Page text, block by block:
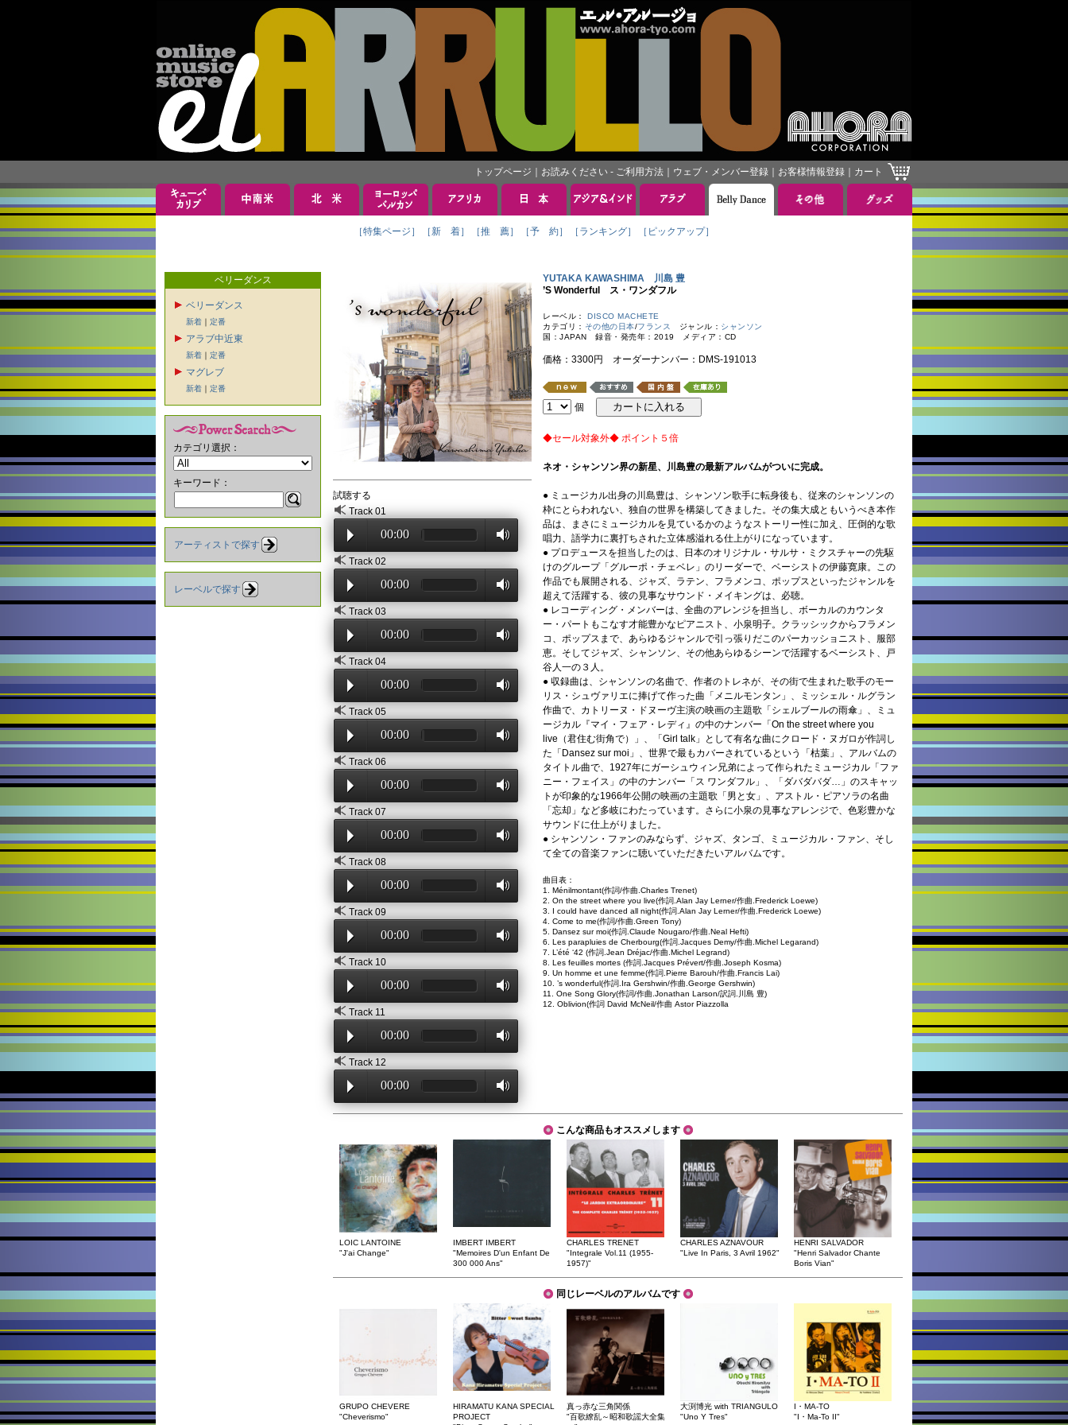
トップページ お読みください - ご利用方法 ウェブ・メンバー登録 お客様情報登録 カート
［特集ページ］ ［新 着］ ［推 薦］ ［予 約］ ［ランキング］ ［ピックアップ］
ベリーダンス
ベリーダンス
新着 ｜ 定番
アラブ中近東
新着 ｜ 定番
マグレブ
新着 ｜ 定番
カテゴリ選択：
キーワード：
アーティストで探す
レーベルで探す
試聴する
Track 01
00:00
Track 02
00:00
Track 03
00:00
Track 04
00:00
Track 05
00:00
Track 06
00:00
Track 07
00:00
Track 08
00:00
Track 09
00:00
Track 10
00:00
Track 11
00:00
Track 12
00:00
YUTAKA KAWASHIMA 川島 豊
’S Wonderful ス・ワンダフル
レーベル： DISCO MACHETE
カテゴリ： その他の日本/フランス ジャンル： シャンソン
国：JAPAN 録音・発売年：2019 メディア：CD
価格：3300円 オーダーナンバー：DMS-191013
個
◆セール対象外◆ ポイント５倍
ネオ・シャンソン界の新星、川島豊の最新アルバムがついに完成。
● ミュージカル出身の川島豊は、シャンソン歌手に転身後も、従来のシャンソンの
枠にとらわれない、独自の世界を構築してきました。その集大成ともいうべき本作
品は、まさにミュージカルを見ているかのようなストーリー性に加え、圧倒的な歌
唱力、語学力に裏打ちされた立体感溢れる仕上がりになっています。
● プロデュースを担当したのは、日本のオリジナル・サルサ・ミクスチャーの先駆
けのグループ「グルーポ・チェベレ」のリーダーで、ベーシストの伊藤寛康。この
作品でも展開される、ジャズ、ラテン、フラメンコ、ポップスといったジャンルを
超えて活躍する、彼の見事なサウンド・メイキングは、必聴。
● レコーディング・メンバーは、全曲のアレンジを担当し、ボーカルのカウンタ
ー・パートもこなす才能豊かなピアニスト、小泉明子。クラッシックからフラメン
コ、ポップスまで、あらゆるジャンルで引っ張りだこのパーカッショニスト、服部
恵。そしてジャズ、シャンソン、その他あらゆるシーンで活躍するベーシスト、戸
谷人一の３人。
● 収録曲は、シャンソンの名曲で、作者のトレネが、その街で生まれた歌手のモー
リス・シュヴァリエに捧げて作った曲「メニルモンタン」、ミッシェル・ルグラン
作曲で、カトリーヌ・ドヌーヴ主演の映画の主題歌「シェルブールの雨傘」、ミュ
ージカル『マイ・フェア・レディ』の中のナンバー「On the street where you
live（君住む街角で）」、「Girl talk」として有名な曲にクロード・ヌガロが作詞し
た「Dansez sur moi」、世界で最もカバーされているという「枯葉」、アルバムの
タイトル曲で、1927年にガーシュウィン兄弟によって作られたミュージカル「ファ
ニー・フェイス」の中のナンバー「ス ワンダフル」、「ダバダバダ…」のスキャッ
トが印象的な1966年公開の映画の主題歌「男と女」、アストル・ピアソラの名曲
「忘却」など多岐にわたっています。さらに小泉の見事なアレンジで、色彩豊かな
サウンドに仕上がりました。
● シャンソン・ファンのみならず、ジャズ、タンゴ、ミュージカル・ファン、そし
て全ての音楽ファンに聴いていただきたいアルバムです。
曲目表：
1. Ménilmontant(作詞/作曲.Charles Trenet)
2. On the street where you live(作詞.Alan Jay Lerner/作曲.Frederick Loewe)
3. I could have danced all night(作詞.Alan Jay Lerner/作曲.Frederick Loewe)
4. Come to me(作詞/作曲.Green Tony)
5. Dansez sur moi(作詞.Claude Nougaro/作曲.Neal Hefti)
6. Les parapluies de Cherbourg(作詞.Jacques Demy/作曲.Michel Legarand)
7. L’été ‘42 (作詞.Jean Dréjac/作曲.Michel Legrand)
8. Les feuilles mortes (作詞.Jacques Prévert/作曲.Joseph Kosma)
9. Un homme et une femme(作詞.Pierre Barouh/作曲.Francis Lai)
10. ’s wonderful(作詞.Ira Gershwin/作曲.George Gershwin)
11. One Song Glory(作詞/作曲.Jonathan Larson/訳詞.川島 豊)
12. Oblivion(作詞 David McNeil/作曲 Astor Piazzolla
こんな商品もオススメします
LOIC LANTOINE
"J'ai Change"
IMBERT IMBERT
"Memoires D'un Enfant De
300 000 Ans"
CHARLES TRENET
"Integrale Vol.11 (1955-
1957)"
CHARLES AZNAVOUR
"Live In Paris, 3 Avril 1962"
HENRI SALVADOR
"Henri Salvador Chante
Boris Vian"
同じレーベルのアルバムです
GRUPO CHEVERE
"Cheverismo"
HIRAMATU KANA SPECIAL
PROJECT
真っ赤な三角関係
"百歌繚乱～昭和歌謡大全集
大渕博光 with TRIANGULO
"Uno Y Tres"
I・MA-TO
"I・Ma-To II"